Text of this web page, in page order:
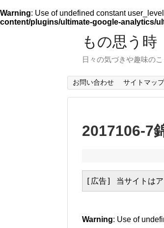
Warning: Use of undefined constant
content/plugins/ultimate-google-analytics/
もの思う時
日々の気づきや趣味のこ
お問い合わせ サイトマッ
2017106-7
[広告] 当サイトはア
Warning: Use of